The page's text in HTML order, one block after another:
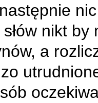
nikt by
a